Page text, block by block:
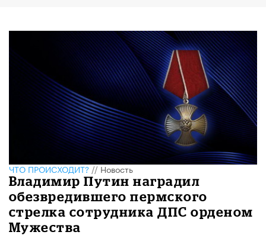
ЧТО ПРОИСХОДИТ?//Новость
Владимир Путин наградил
обезвредившего пермского
стрелка сотрудника ДПС орденом
Мужества